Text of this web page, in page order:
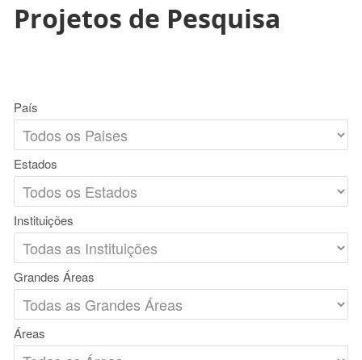
Projetos de Pesquisa
País
Estados
Instituições
Grandes Áreas
Áreas